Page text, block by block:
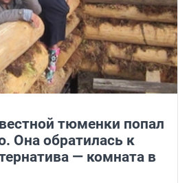
тюменки попал
Она обратилась к
— комната в